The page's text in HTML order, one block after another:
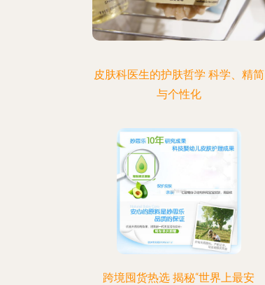
皮肤科医生的护肤哲学 科学、精简
与个性化
跨境囤货热选 揭秘“世界上最安